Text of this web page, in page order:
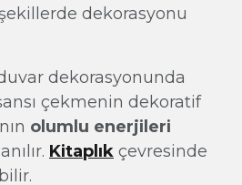
dekorasyonu
dekorasyonunda
çekmenin dekoratif
olumlu enerjileri
Kitaplık çevresinde